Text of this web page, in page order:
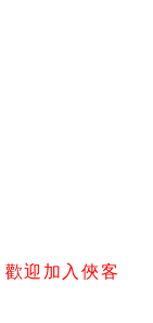
迎加入俠客